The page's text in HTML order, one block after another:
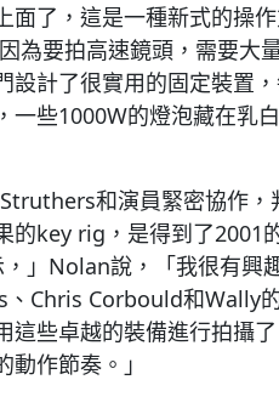
了，這是一種新式的操
為要拍高速鏡頭，需要大
計了很實用的固定裝置
些1000W的燈泡藏在乳
和演員緊密協作，
的key rig，是得到了2001
」Nolan說，「我很有興
Chris Corbould和Wally
些卓越的裝備進行拍攝
作節奏。」